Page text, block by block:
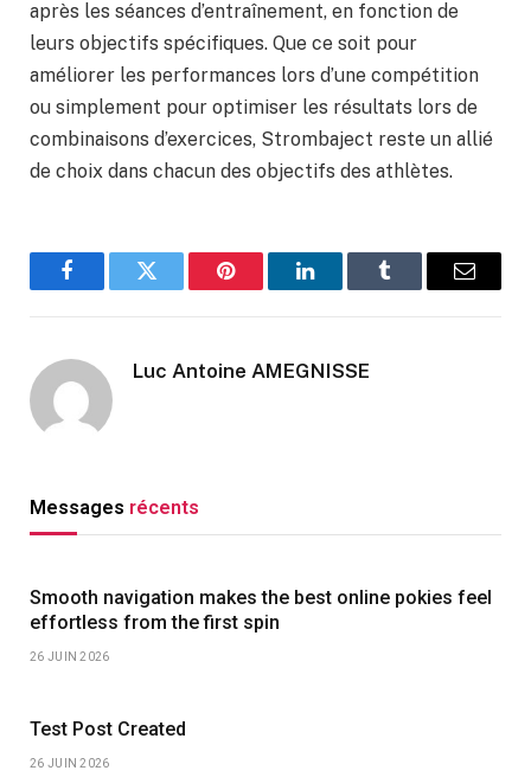
après les séances d’entraînement, en fonction de
leurs objectifs spécifiques. Que ce soit pour
améliorer les performances lors d’une compétition
ou simplement pour optimiser les résultats lors de
combinaisons d’exercices, Strombaject reste un allié
de choix dans chacun des objectifs des athlètes.
FacebookTwitter Pinterest LinkedInTumblr Email
Luc Antoine AMEGNISSE
Messages récents
Smooth navigation makes the best online pokies feel
effortless from the first spin
26 JUIN 2026
Test Post Created
26 JUIN 2026